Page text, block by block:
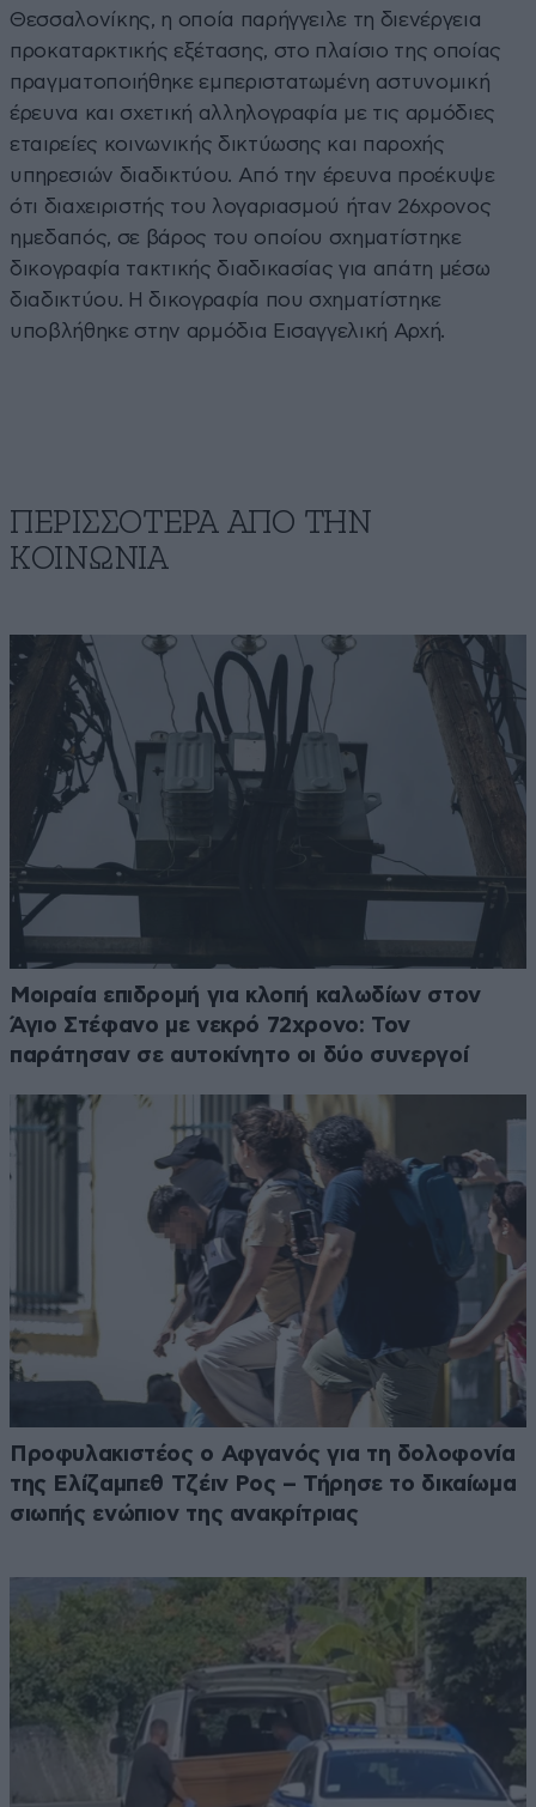
Θεσσαλονίκης, η οποία παρήγγειλε τη διενέργεια
προκαταρκτικής εξέτασης, στο πλαίσιο της οποίας
πραγματοποιήθηκε εμπεριστατωμένη αστυνομική
έρευνα και σχετική αλληλογραφία με τις αρμόδιες
εταιρείες κοινωνικής δικτύωσης και παροχής
υπηρεσιών διαδικτύου. Από την έρευνα προέκυψε
ότι διαχειριστής του λογαριασμού ήταν 26χρονος
ημεδαπός, σε βάρος του οποίου σχηματίστηκε
δικογραφία τακτικής διαδικασίας για απάτη μέσω
διαδικτύου. Η δικογραφία που σχηματίστηκε
υποβλήθηκε στην αρμόδια Εισαγγελική Αρχή.
ΠΕΡΙΣΣΟΤΕΡΑ ΑΠΟ ΤΗΝ
ΚΟΙΝΩΝΙΑ
Μοιραία επιδρομή για κλοπή καλωδίων στον
Άγιο Στέφανο με νεκρό 72χρονο: Τον
παράτησαν σε αυτοκίνητο οι δύο συνεργοί
Προφυλακιστέος ο Αφγανός για τη δολοφονία
της Ελίζαμπεθ Τζέιν Ρος – Τήρησε το δικαίωμα
σιωπής ενώπιον της ανακρίτριας